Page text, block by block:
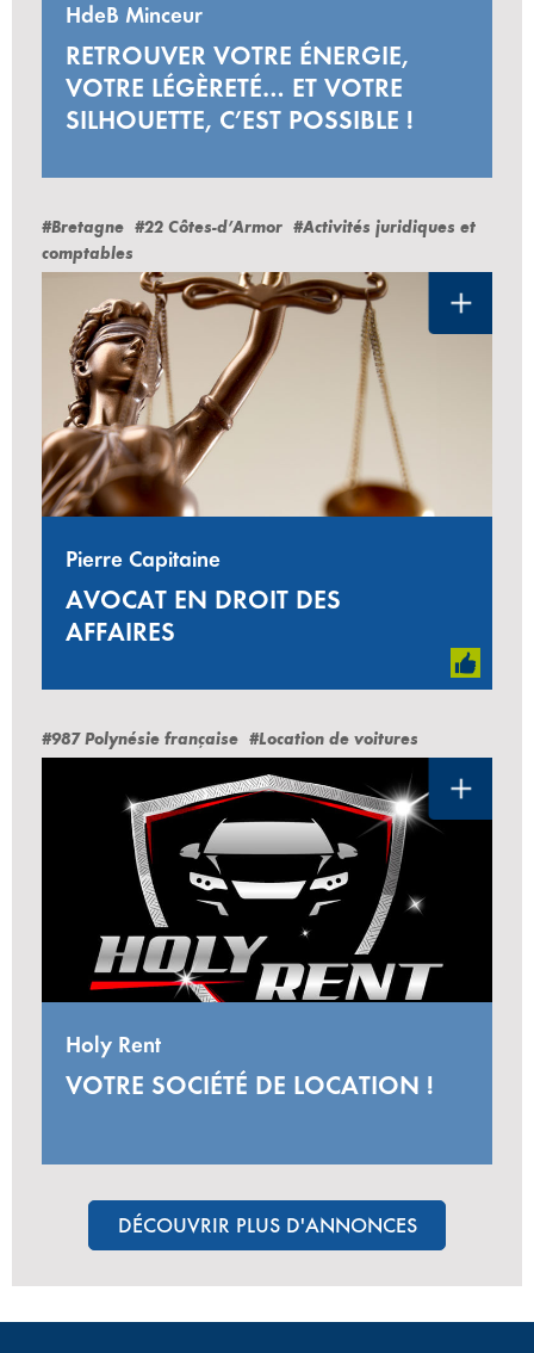
HdeB Minceur
RETROUVER VOTRE ÉNERGIE,
VOTRE LÉGÈRETÉ… ET VOTRE
SILHOUETTE, C’EST POSSIBLE !
#Bretagne #22 Côtes-d’Armor #Activités juridiques et
comptables
Pierre Capitaine
AVOCAT EN DROIT DES
AFFAIRES
#987 Polynésie française #Location de voitures
Holy Rent
VOTRE SOCIÉTÉ DE LOCATION !
DÉCOUVRIR PLUS D'ANNONCES